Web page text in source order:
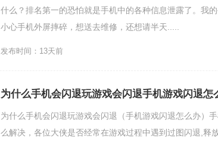
什么？排名第一的恐怕就是手机中的各种信息泄露了。我
小心手机外屏摔碎，想送去维修，还想请半天.....
发布时间：13天前
为什么手机会闪退玩游戏会闪退手机游戏闪退怎
为什么手机会闪退玩游戏会闪退（手机游戏闪退怎么办）
么解决，各位大侠是否经常在游戏过程中遇到过图闪退,释